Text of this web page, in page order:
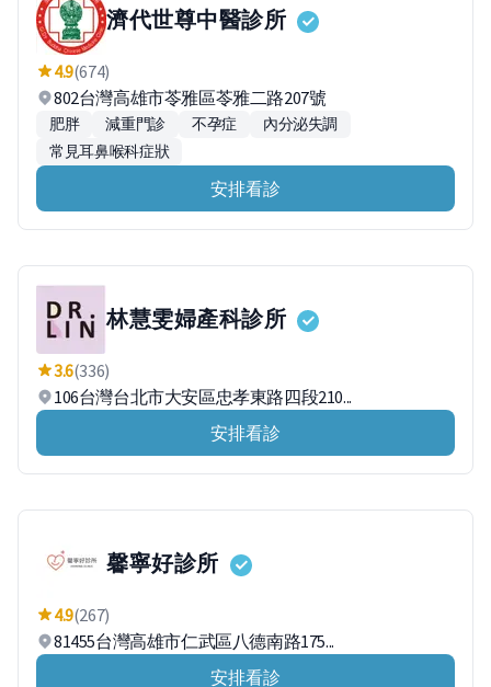
濟代世尊中醫診所
4.9(674)
802台灣高雄市苓雅區苓雅二路207號
肥胖 減重門診 不孕症
內分泌失調
常見耳鼻喉科症狀
安排看診
林慧雯婦產科診所
3.6(336)
106台灣台北市大安區忠孝東路四段210...
安排看診
馨寧好診所
4.9(267)
81455台灣高雄市仁武區八德南路175...
安排看診